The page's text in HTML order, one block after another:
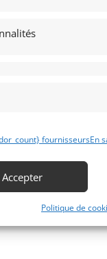
fournisseursEn
Accepter
Politique de
(MONACO)
Ferrari 812 Superfast. Mise
le 05/03/2018. Comme
4092 Km. V12 à 65° de 6496
Déjà collectionnable !